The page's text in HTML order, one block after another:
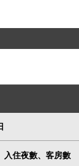
入住夜數、客房數